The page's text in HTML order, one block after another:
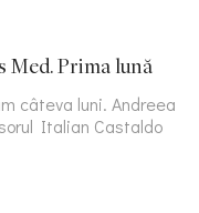
Prima lună
câteva luni. Andreea
Italian Castaldo